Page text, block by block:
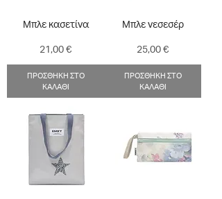
Μπλε κασετίνα
Τιμή
21,00 €
ΠΡΟΣΘΗΚΗ ΣΤΟ
ΚΑΛΑΘΙ
Μπλε νεσεσέρ
Τιμή
25,00 €
ΠΡΟΣΘΗΚΗ ΣΤΟ
ΚΑΛΑΘΙ